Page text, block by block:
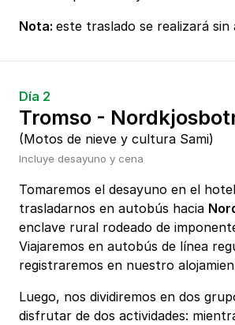
Nota: este traslado se realizará sin
Día 2
Tromso -
(Motos de nieve y cultura Sami)
Incluye desayuno y cena
Tomaremos el desayuno en el
trasladarnos en autobús hacia
enclave rural rodeado de
Viajaremos en autobús de línea
registraremos en nuestro
Luego, nos dividiremos en dos
disfrutar de dos actividades: